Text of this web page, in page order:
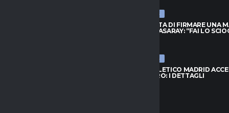
ULTIME NEWS
LEAO RIFIUTA DI FIRMARE UNA
DEL GALATASARAY: “FAI LO
ULTIME NEWS
INTER, L’ATLETICO MADRID
PER ROMERO: I DETTAGLI